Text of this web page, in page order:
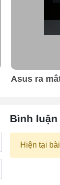
Asus ra
Bình luận
Hiện tại